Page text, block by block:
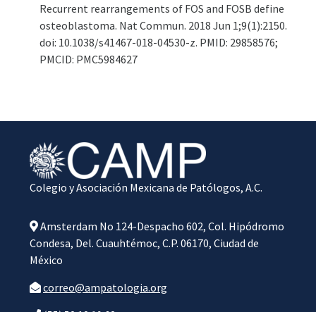
Recurrent rearrangements of FOS and FOSB define
osteoblastoma. Nat Commun. 2018 Jun 1;9(1):2150.
doi: 10.1038/s41467-018-04530-z. PMID: 29858576;
PMCID: PMC5984627
Colegio y Asociación Mexicana de Patólogos, A.C.
Amsterdam No 124-Despacho 602, Col. Hipódromo
Condesa, Del. Cuauhtémoc, C.P. 06170, Ciudad de
México
correo@ampatologia.org